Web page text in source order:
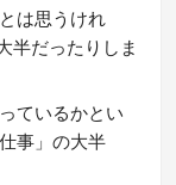
は思うけれ
半だったりしま
ているかとい
事」の大半